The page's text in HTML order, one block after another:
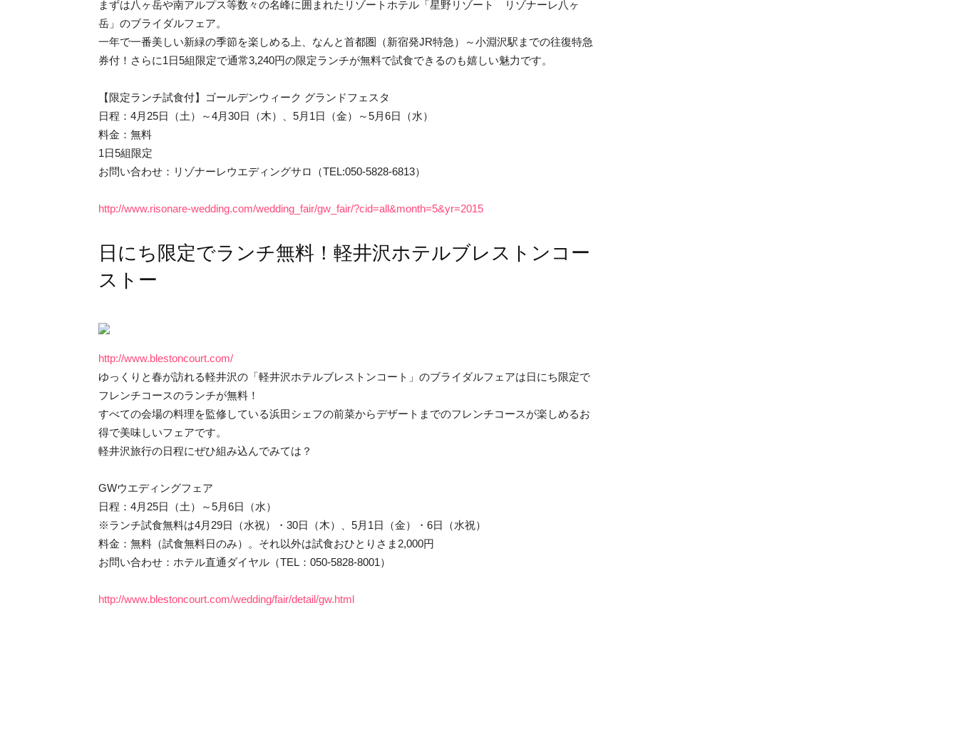
まずは八ヶ岳や南アルプス等数々の名峰に囲まれたリゾートホテル「星野リゾート リゾナーレ八ヶ
岳」のブライダルフェア。
一年で一番美しい新緑の季節を楽しめる上、なんと首都圏（新宿発JR特急）～小淵沢駅までの往復特急
券付！さらに1日5組限定で通常3,240円の限定ランチが無料で試食できるのも嬉しい魅力です。
【限定ランチ試食付】ゴールデンウィーク グランドフェスタ
日程：4月25日（土）～4月30日（木）、5月1日（金）～5月6日（水）
料金：無料
1日5組限定
お問い合わせ：リゾナーレウエディングサロ（TEL:050-5828-6813）
http://www.risonare-wedding.com/wedding_fair/gw_fair/?cid=all&month=5&yr=2015
日にち限定でランチ無料！軽井沢ホテルブレストンコー
ストー
http://www.blestoncourt.com/
ゆっくりと春が訪れる軽井沢の「軽井沢ホテルブレストンコート」のブライダルフェアは日にち限定で
フレンチコースのランチが無料！
すべての会場の料理を監修している浜田シェフの前菜からデザートまでのフレンチコースが楽しめるお
得で美味しいフェアです。
軽井沢旅行の日程にぜひ組み込んでみては？
GWウエディングフェア
日程：4月25日（土）～5月6日（水）
※ランチ試食無料は4月29日（水祝）・30日（木）、5月1日（金）・6日（水祝）
料金：無料（試食無料日のみ）。それ以外は試食おひとりさま2,000円
お問い合わせ：ホテル直通ダイヤル（TEL：050-5828-8001）
http://www.blestoncourt.com/wedding/fair/detail/gw.html